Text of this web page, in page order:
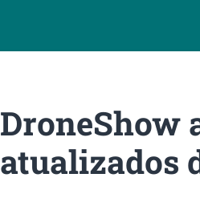
DroneShow
atualizados